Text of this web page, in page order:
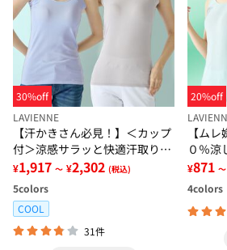
30%off
LAVIENNE
【汗かきさん必見！】＜カップ
付＞涼感サラッと快適汗取りタ
ンクトップインナー＜さらりラ
ボ＞
¥1,917 ～ ¥2,302 (税込)
5colors
COOL
31件
20%off
【ム
０％涼
ー＜さ
¥871 ～
4colors